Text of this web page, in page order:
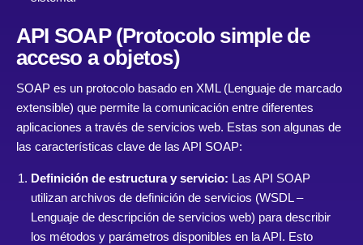
API SOAP (Protocolo simple de
acceso a objetos)
SOAP es un protocolo basado en XML (Lenguaje de marcado
extensible) que permite la comunicación entre diferentes
aplicaciones a través de servicios web. Estas son algunas de
las características clave de las API SOAP:
Definición de estructura y servicio: Las API SOAP
utilizan archivos de definición de servicios (WSDL –
Lenguaje de descripción de servicios web) para describir
los métodos y parámetros disponibles en la API. Esto